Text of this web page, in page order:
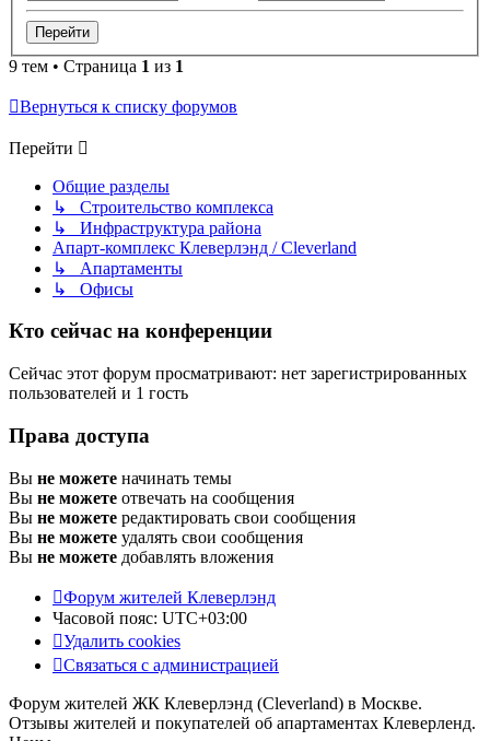
9 тем • Страница 1 из 1
Вернуться к списку форумов
Перейти
Общие разделы
↳ Строительство комплекса
↳ Инфраструктура района
Апарт-комплекс Клеверлэнд / Cleverland
↳ Апартаменты
↳ Офисы
Кто сейчас на конференции
Сейчас этот форум просматривают: нет зарегистрированных
пользователей и 1 гость
Права доступа
Вы не можете начинать темы
Вы не можете отвечать на сообщения
Вы не можете редактировать свои сообщения
Вы не можете удалять свои сообщения
Вы не можете добавлять вложения
Форум жителей Клеверлэнд
Часовой пояс: UTC+03:00
Удалить cookies
Связаться с администрацией
Форум жителей ЖК Клеверлэнд (Cleverland) в Москве.
Отзывы жителей и покупателей об апартаментах Клеверленд.